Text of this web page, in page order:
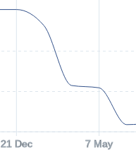
21 Dec 7 May